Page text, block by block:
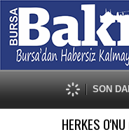
SON
HERKES